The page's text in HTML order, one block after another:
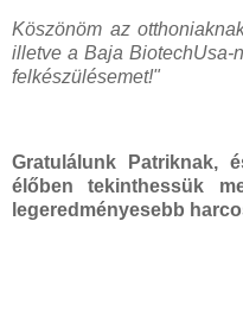
Köszönöm az
illetve a Baja BiotechUsa-
felkészülésemet!"
Gratulálunk Patriknak,
élőben tekinthessük
legeredményesebb